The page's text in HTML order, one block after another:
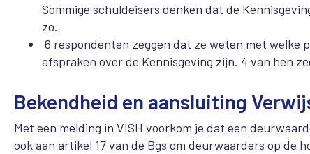
Sommige schuldeisers denken dat de
zo.
6 respondenten zeggen dat ze weten met welke
afspraken over de Kennisgeving zijn. 4 van hen
Bekendheid en aansluiting
Met een melding in VISH voorkom je dat een
ook aan artikel 17 van de Bgs om deurwaarders op